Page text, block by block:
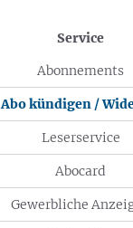
Service
Abonnements
Abo kündigen /
Leserservice
Abocard
Gewerbliche